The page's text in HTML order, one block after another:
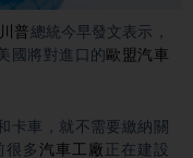
川普總統今早發文表示，
國將對進口的歐盟汽車
卡車，就不需要繳納關
很多汽車工廠正在建設